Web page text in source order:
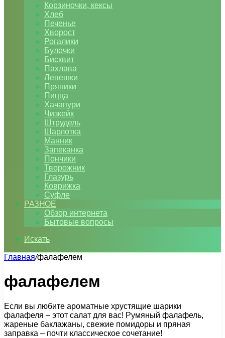
Корзиночки, кексы
Хлеб
Печенье
Хворост
Рогалики
Булочки
Бисквит
Пахлава
Лепешки
Пряники
Пицца
Хачапури
Чизкейк
Штрудель
Шарлотка
Манник
Запеканка
Пончики
Творожник
Глазурь
Коврижка
Суфле
РАЗНОЕ
Обзор интернета
Бытовые вопросы
Искать
Главная/фалафелем
фалафелем
Если вы любите ароматные хрустящие шарики
фалафеля – этот салат для вас! Румяный фалафель,
жареные баклажаны, свежие помидоры и пряная
заправка – почти классическое сочетание!